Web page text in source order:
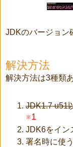
JDKのバージョン
解決方法
解決方法は3種類
JDK1.7 u51
※1
JDK6をイン
署名時に使